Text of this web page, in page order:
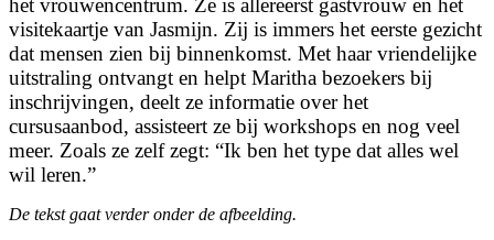
het vrouwencentrum. Ze is allereerst gastvrouw en het
visitekaartje van Jasmijn. Zij is immers het eerste gezicht
dat mensen zien bij binnenkomst. Met haar vriendelijke
uitstraling ontvangt en helpt Maritha bezoekers bij
inschrijvingen, deelt ze informatie over het
cursusaanbod, assisteert ze bij workshops en nog veel
meer. Zoals ze zelf zegt: “Ik ben het type dat alles wel
wil leren.”
De tekst gaat verder onder de afbeelding.